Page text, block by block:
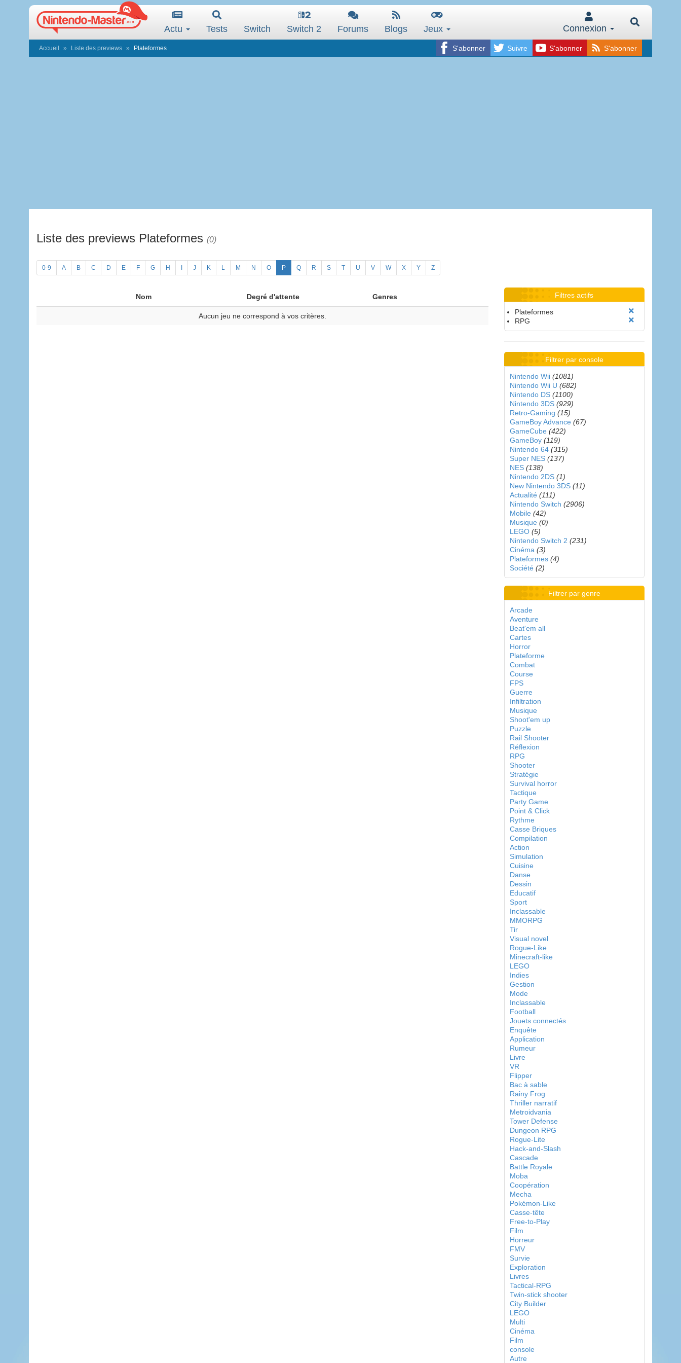
Actu Tests Switch Switch 2 Forums Blogs Jeux Connexion
S'abonner Suivre S'abonner S'abonner
Accueil Liste des previews Plateformes
Liste des previews Plateformes (0)
0-9 A B C D E F G H J K L M N O P Q R S T U V W X Y Z
Nom Degré d'attente Genres
Aucun jeu ne correspond à vos critères.
Filtres actifs
Plateformes
RPG
Filtrer par console
Nintendo Wii (1081)
Nintendo Wii U (682)
Nintendo DS (1100)
Nintendo 3DS (929)
Retro-Gaming (15)
GameBoy Advance (67)
GameCube (422)
GameBoy (119)
Nintendo 64 (315)
Super NES (137)
NES (138)
Nintendo 2DS (1)
New Nintendo 3DS (11)
Actualité (111)
Nintendo Switch (2906)
Mobile (42)
Musique (0)
LEGO (5)
Nintendo Switch 2 (231)
Cinéma (3)
Plateformes (4)
Société (2)
Filtrer par genre
Arcade
Aventure
Beat'em all
Cartes
Horror
Plateforme
Combat
Course
FPS
Guerre
Infiltration
Musique
Shoot'em up
Puzzle
Rail Shooter
Réflexion
RPG
Shooter
Stratégie
Survival horror
Tactique
Party Game
Point & Click
Rythme
Casse Briques
Compilation
Action
Simulation
Cuisine
Danse
Dessin
Educatif
Sport
Inclassable
MMORPG
Tir
Visual novel
Rogue-Like
Minecraft-like
LEGO
Indies
Gestion
Mode
Inclassable
Football
Jouets connectés
Enquête
Application
Rumeur
Livre
VR
Flipper
Bac à sable
Rainy Frog
Thriller narratif
Metroidvania
Tower Defense
Dungeon RPG
Rogue-Lite
Hack-and-Slash
Cascade
Battle Royale
Moba
Coopération
Mecha
Pokémon-Like
Casse-tête
Free-to-Play
Film
Horreur
FMV
Survie
Exploration
Livres
Tactical-RPG
Twin-stick shooter
City Builder
LEGO
Multi
Cinéma
Film
console
Autre